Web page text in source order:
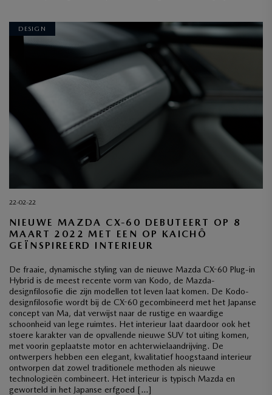
DESIGN
22-02-22
NIEUWE MAZDA CX-60 DEBUTEERT OP 8
MAART 2022 MET EEN OP KAICHÔ
GEÏNSPIREERD INTERIEUR
De fraaie, dynamische styling van de nieuwe Mazda CX-60 Plug-in
Hybrid is de meest recente vorm van Kodo, de Mazda-
designfilosofie die zijn modellen tot leven laat komen. De Kodo-
designfilosofie wordt bij de CX-60 gecombineerd met het Japanse
concept van Ma, dat verwijst naar de rustige en waardige
schoonheid van lege ruimtes. Het interieur laat daardoor ook het
stoere karakter van de opvallende nieuwe SUV tot uiting komen,
met voorin geplaatste motor en achterwielaandrijving. De
ontwerpers hebben een elegant, kwalitatief hoogstaand interieur
ontworpen dat zowel traditionele methoden als nieuwe
technologieën combineert. Het interieur is typisch Mazda en
geworteld in het Japanse erfgoed […]